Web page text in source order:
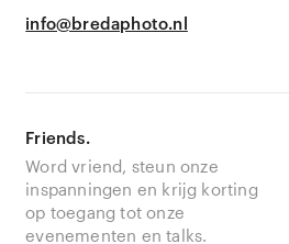
info@bredaphoto.nl
Friends.
Word vriend, steun onze
inspanningen en krijg korting
op toegang tot onze
evenementen en talks.